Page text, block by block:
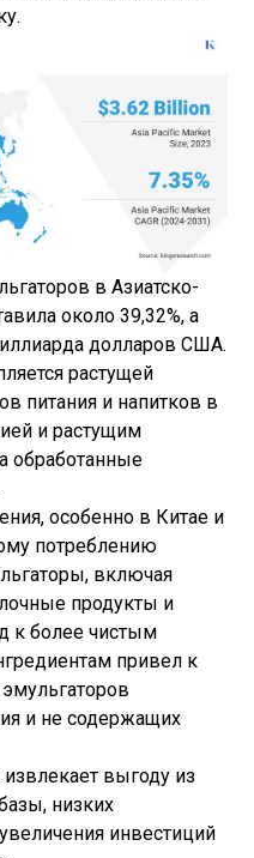
в Азиатско-
около 39,32%, а
долларов США.
растущей
питания и напитков в
и растущим
обработанные
особенно в Китае и
потреблению
включая
продукты и
к более чистым
привел к
и не содержащих
выгоду из
низких
инвестиций